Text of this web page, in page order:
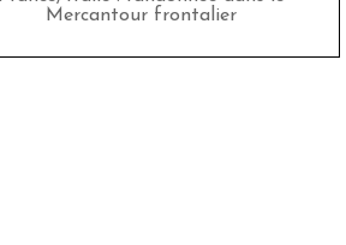
Mercantour frontalier